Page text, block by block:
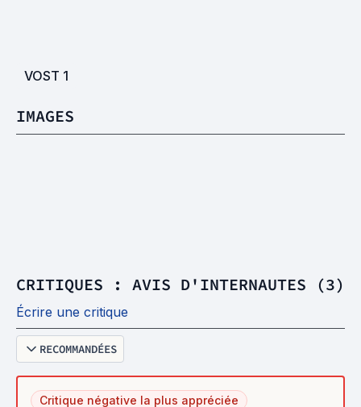
VOST 1
IMAGES
CRITIQUES : AVIS D'INTERNAUTES (3)
Écrire une critique
RECOMMANDÉES
Critique négative la plus appréciée